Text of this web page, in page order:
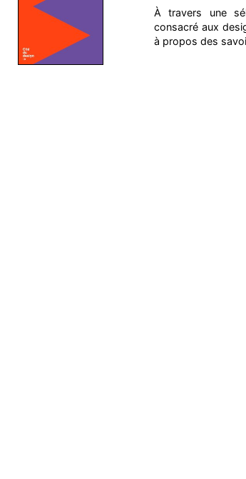
À travers une
consacré aux
à propos des